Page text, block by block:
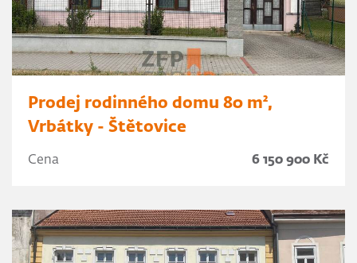
Prodej rodinného domu 80 m²,
Vrbátky - Štětovice
Cena 6 150 900 Kč